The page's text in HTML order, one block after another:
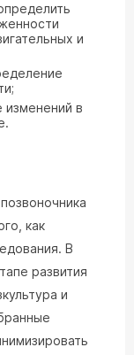
и
в
как
В
развития
и